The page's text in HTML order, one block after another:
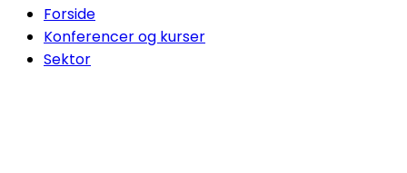
Forside
Konferencer og kurser
Sektor